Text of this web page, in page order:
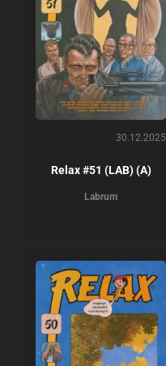
30.12.2025
Relax #51 (LAB) (A)
Labrum